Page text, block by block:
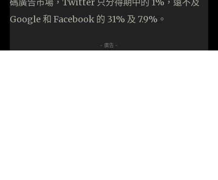
碼廣告市場，Twitter 只分得期中的 1%，遠不及
Google 和 Facebook 的 31% 及 7.9%。
- 廣告 -